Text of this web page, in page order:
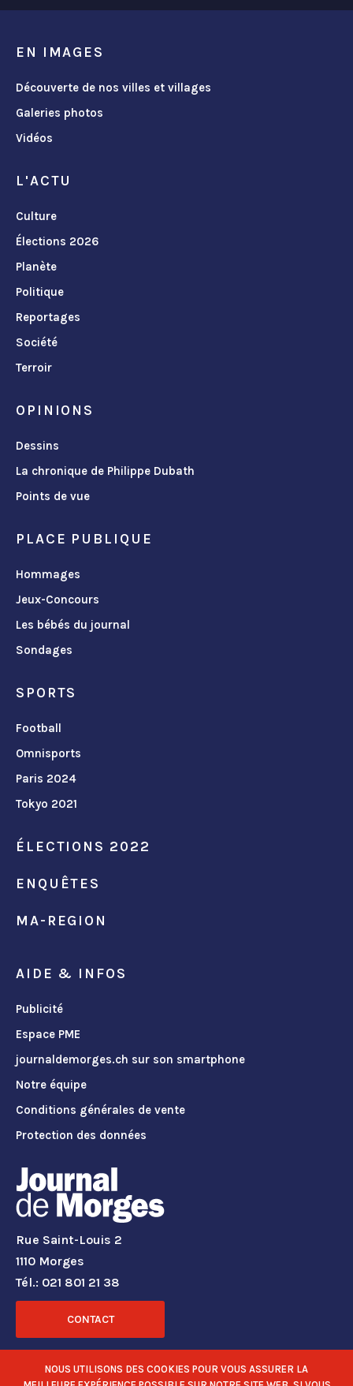
EN IMAGES
Découverte de nos villes et villages
Galeries photos
Vidéos
L'ACTU
Culture
Élections 2026
Planète
Politique
Reportages
Société
Terroir
OPINIONS
Dessins
La chronique de Philippe Dubath
Points de vue
PLACE PUBLIQUE
Hommages
Jeux-Concours
Les bébés du journal
Sondages
SPORTS
Football
Omnisports
Paris 2024
Tokyo 2021
ÉLECTIONS 2022
ENQUÊTES
MA-REGION
AIDE & INFOS
Publicité
Espace PME
journaldemorges.ch sur son smartphone
Notre équipe
Conditions générales de vente
Protection des données
Rue Saint-Louis 2
1110 Morges
Tél.: 021 801 21 38
CONTACT
RÉSEAUX SOCIAUX
NOUS UTILISONS DES COOKIES POUR VOUS ASSURER LA